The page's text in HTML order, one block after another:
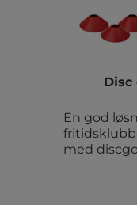
En god
med
med alt
kan sette
Innhold i